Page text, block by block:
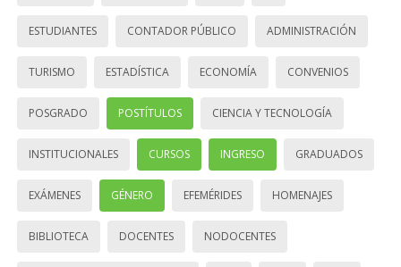
ESTUDIANTES CONTADOR PÚBLICO ADMINISTRACIÓN
TURISMO ESTADÍSTICA ECONOMÍA CONVENIOS
POSGRADO POSTÍTULOS CIENCIA Y TECNOLOGÍA
INSTITUCIONALES CURSOS INGRESO GRADUADOS
EXÁMENES GÉNERO EFEMÉRIDES HOMENAJES
BIBLIOTECA DOCENTES NODOCENTES